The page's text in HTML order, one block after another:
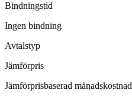
Bindningstid
Ingen bindning
Avtalstyp
Jämförpris
Jämförprisbaserad månadskostnad